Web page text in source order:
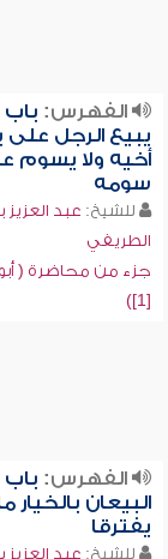
الفهرس: باب
يبيع الرجل على
أخيه ولا يسوم
سومه
للشيخ: عبد
الطريفي
جزء من محاضرة (
[1])
الفهرس: باب
البيعان بالخيار
يفترقا
للشيخ: عبد